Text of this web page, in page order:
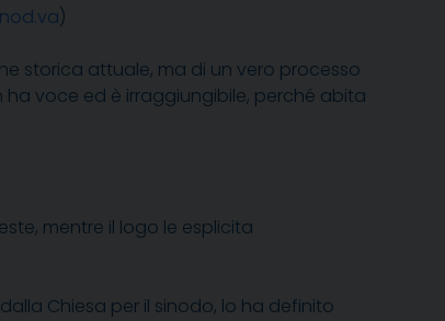
)
storica attuale, ma di un vero processo
voce ed è irraggiungibile, perché abita
mentre il logo le esplicita
Chiesa per il sinodo, lo ha definito